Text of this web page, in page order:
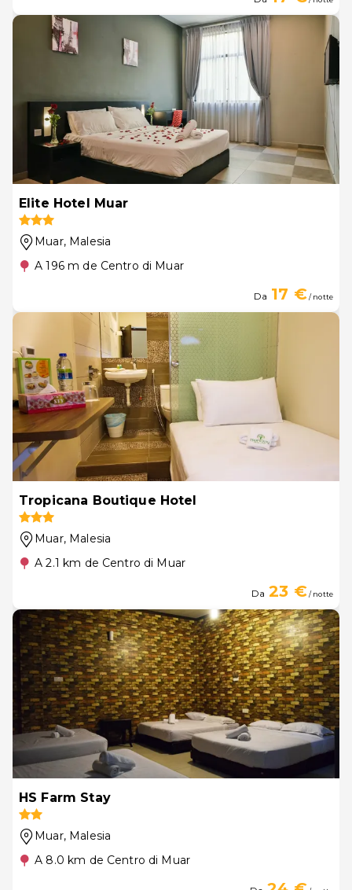
Elite Hotel Muar
Muar, Malesia
A 196 m de Centro di Muar
Da 17 €/ notte
Tropicana Boutique Hotel
Muar, Malesia
A 2.1 km de Centro di Muar
Da 23 €/ notte
HS Farm Stay
Muar, Malesia
A 8.0 km de Centro di Muar